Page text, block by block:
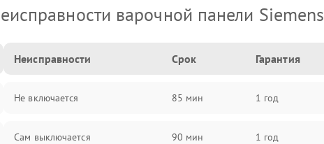
варочной панели Siemens
Неисправности Срок Гарантия
Не включается 85 мин 1 год
Сам выключается 90 мин 1 год